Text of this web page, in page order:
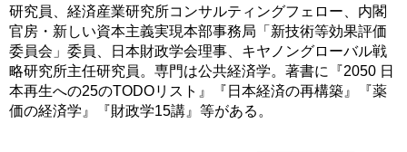
研究員、経済産業研究所コンサルティングフェロー、内閣
官房・新しい資本主義実現本部事務局「新技術等効果評価
委員会」委員、日本財政学会理事、キヤノングローバル戦
略研究所主任研究員。専門は公共経済学。著書に『2050 日
本再生への25のTODOリスト』『日本経済の再構築』『薬
価の経済学』『財政学15講』等がある。